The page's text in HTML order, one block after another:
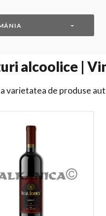
alcoolice |
varietatea de produse